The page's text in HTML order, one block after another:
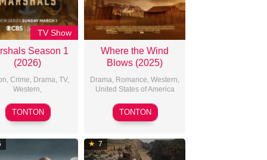
TV Show
Season 1
(2026)
, Crime, Drama, TV,
Western,
TONTON
Where the Wind
Blows (2025)
Drama, Romance, Western,
United States of America
2025-
10-
TONTON
7